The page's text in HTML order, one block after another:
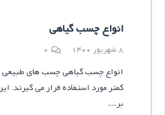
انواع چسب گیاهی
8 شهریور 1400 0
انواع چسب گیاهی چسب های طبیعی
کمتر مورد استفاده قرار می گیرند.
بر…